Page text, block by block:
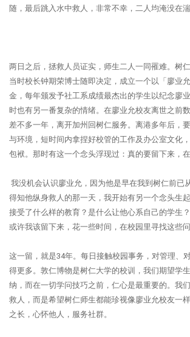
随，最后跳入水中救人，非常不幸，二人均淹没在湍
两日之后，拯救人员证实，师生二人一同罹难。树
当时校长钟期荣博士随即决定，成立一个以「廖业
金，每年颁发予社工系成绩最杰出的学生以纪念廖
时也有另一番复杂的情绪。在廖业允校友离世之前
差不多一年，离开加州回树仁服务。离港多年后，
与环境，短时间内拿捏好校管的工作及办公室文化
包袱。那时有这一个念头浮现过：真的要留下来，
我没机会认识廖业允，因为他是早在我到树仁前已
得知他纵身救人的那一天，我开始有另一个念头生
接受了什么样的教育？是什么让他心系自己的学生
或许我该留下来，花一些时间，在校园里寻找这些问
这一留，就是34年。每日接触校园事务，对管理、
得更多。敦仁博物是树仁大学的校训，我们期望学
纳，而在一切学问技巧之前，仁心是最重要的。我
救人，而是希望树仁师生都能珍视像廖业允校友一
之长，心怀他人，服务社群。